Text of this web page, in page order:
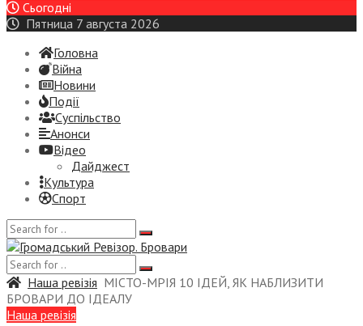
Сьогодні
Пятница 7 августа 2026
Головна
Війна
Новини
Події
Суспiльство
Анонси
Відео
Дайджест
Культура
Спорт
Наша ревізія МІСТО-МРІЯ 10 ІДЕЙ, ЯК НАБЛИЗИТИ
БРОВАРИ ДО ІДЕАЛУ
Наша ревізія